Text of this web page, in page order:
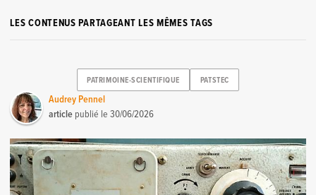
LES CONTENUS PARTAGEANT LES MÊMES TAGS
PATRIMOINE-SCIENTIFIQUE PATSTEC
Audrey Pennel
article publié le30/06/2026